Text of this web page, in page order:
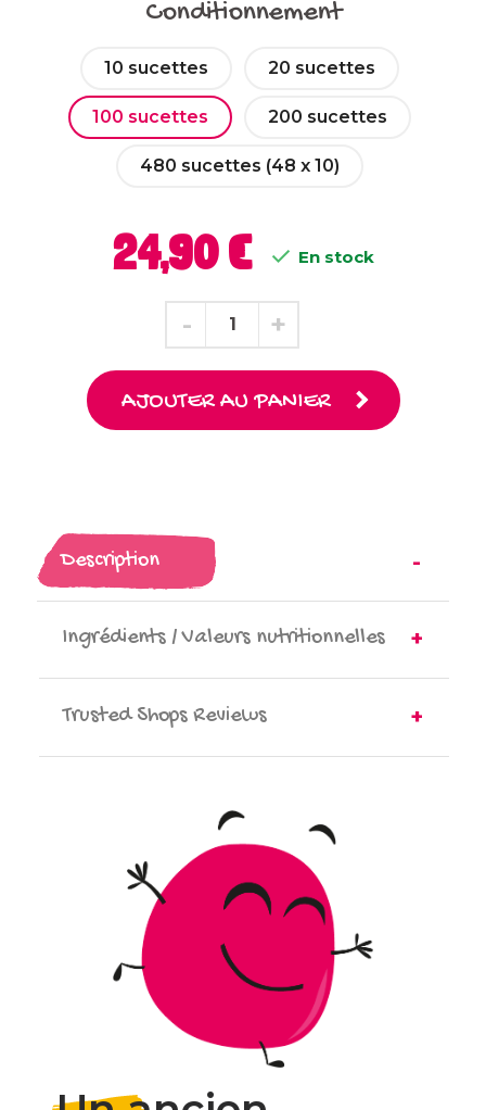
Conditionnement
10 sucettes 20 sucettes
100 sucettes 200 sucettes
480 sucettes (48 x 10)
24,90 €  En stock
AJOUTER AU PANIER
Description
Ingrédients / Valeurs nutritionnelles
Trusted Shops Reviews